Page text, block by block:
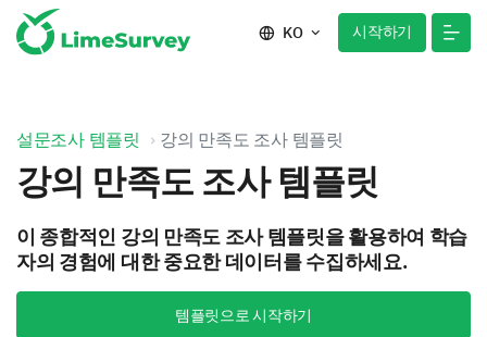
KO 시작하기
설문조사 템플릿 강의 만족도 조사 템플릿
강의 만족도 조사 템플릿
이 종합적인 강의 만족도 조사 템플릿을 활용하여 학습
자의 경험에 대한 중요한 데이터를 수집하세요.
템플릿으로 시작하기